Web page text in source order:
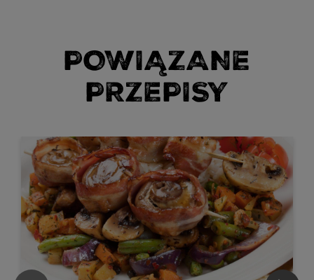
POWIĄZANE
PRZEPISY